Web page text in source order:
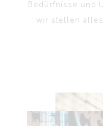
Bedürfnisse und
wir stellen